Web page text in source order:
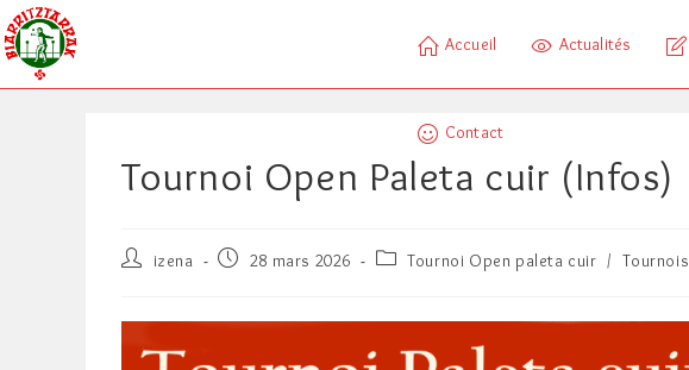
Skip
to
content
Accueil Actualités
Contact
Tournoi Open Paleta cuir (Infos)
Auteur/autrice
publication :
izena
Publication
28 mars 2026
PostTournoi Open paleta cuir / Tournois